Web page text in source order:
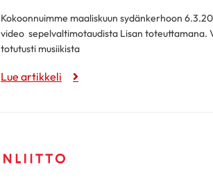
Kokoonnuimme maaliskuun sydänkerhoon
video sepelvaltimotaudista Lisan toteuttamana.
totutusti musiikista
Lue artikkeli